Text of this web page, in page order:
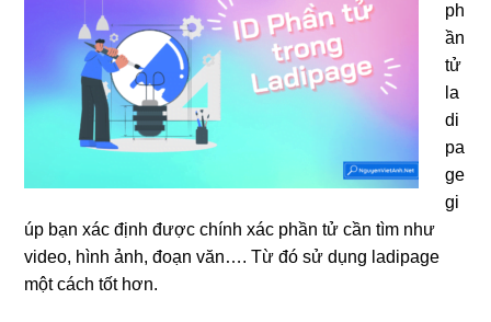
ph
ần
tử
la
di
pa
ge
gi
úp bạn xác định được chính xác phần tử cần tìm như
video, hình ảnh, đoạn văn…. Từ đó sử dụng ladipage
một cách tốt hơn.